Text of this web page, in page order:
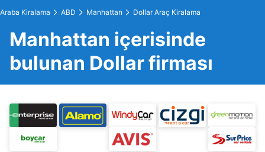
Araba Kiralama ABD Manhattan Dollar Araç Kiralama
Manhattan içerisinde
bulunan Dollar firması